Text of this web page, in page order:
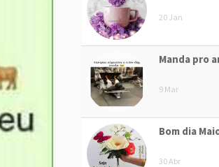
20 Jan
Manda pro
9 Mar
Bom dia
30 Abr